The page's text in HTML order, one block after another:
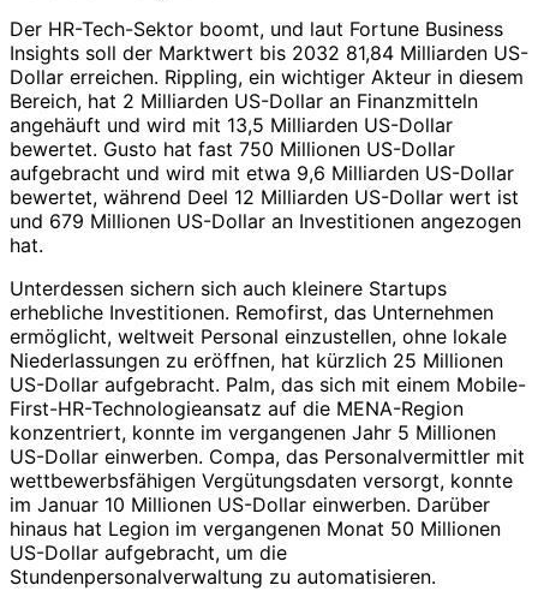
Der HR-Tech-Sektor boomt, und laut Fortune Business
Insights soll der Marktwert bis 2032 81,84 Milliarden US-
Dollar erreichen. Rippling, ein wichtiger Akteur in diesem
Bereich, hat 2 Milliarden US-Dollar an Finanzmitteln
angehäuft und wird mit 13,5 Milliarden US-Dollar
bewertet. Gusto hat fast 750 Millionen US-Dollar
aufgebracht und wird mit etwa 9,6 Milliarden US-Dollar
bewertet, während Deel 12 Milliarden US-Dollar wert ist
und 679 Millionen US-Dollar an Investitionen angezogen
hat.
Unterdessen sichern sich auch kleinere Startups
erhebliche Investitionen. Remofirst, das Unternehmen
ermöglicht, weltweit Personal einzustellen, ohne lokale
Niederlassungen zu eröffnen, hat kürzlich 25 Millionen
US-Dollar aufgebracht. Palm, das sich mit einem Mobile-
First-HR-Technologieansatz auf die MENA-Region
konzentriert, konnte im vergangenen Jahr 5 Millionen
US-Dollar einwerben. Compa, das Personalvermittler mit
wettbewerbsfähigen Vergütungsdaten versorgt, konnte
im Januar 10 Millionen US-Dollar einwerben. Darüber
hinaus hat Legion im vergangenen Monat 50 Millionen
US-Dollar aufgebracht, um die
Stundenpersonalverwaltung zu automatisieren.